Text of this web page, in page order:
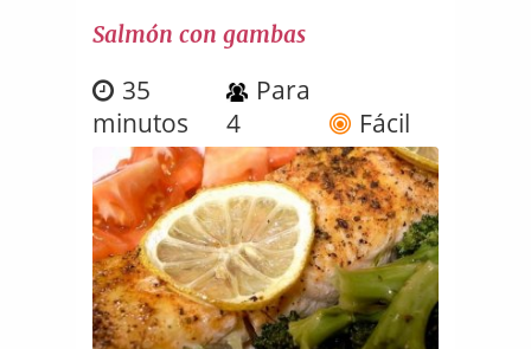
Salmón con gambas
35
minutos
Para
4
Fácil